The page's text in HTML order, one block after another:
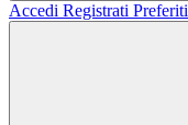
Accedi Registrati Preferiti